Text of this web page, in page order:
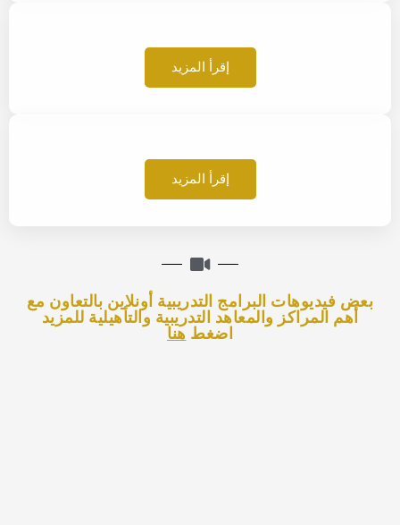
إقرأ المزيد
إقرأ المزيد
بعض فيديوهات البرامج التدريبية أونلاين بالتعاون مع
أهم المراكز والمعاهد التدريبية والتأهيلية للمزيد
اضغط هنا